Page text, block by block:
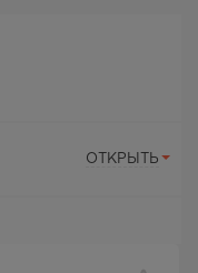
ОТКРЫТЬ